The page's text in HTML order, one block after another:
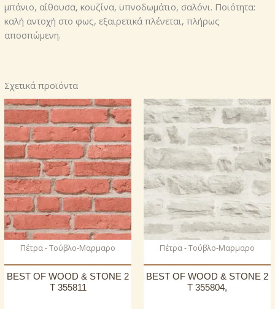
μπάνιο, αίθουσα, κουζίνα, υπνοδωμάτιο, σαλόνι. Ποιότητα:
καλή αντοχή στο φως, εξαιρετικά πλένεται, πλήρως
αποσπώμενη.
Σχετικά προϊόντα
Πέτρα - Τούβλο-Μαρμαρο
BEST OF WOOD & STONE 2
T 355811
Πέτρα - Τούβλο-Μαρμαρο
BEST OF WOOD & STONE 2
T 355804,